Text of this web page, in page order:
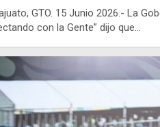
GTO. 15 Junio 2026.- La
con la Gente” dijo que…